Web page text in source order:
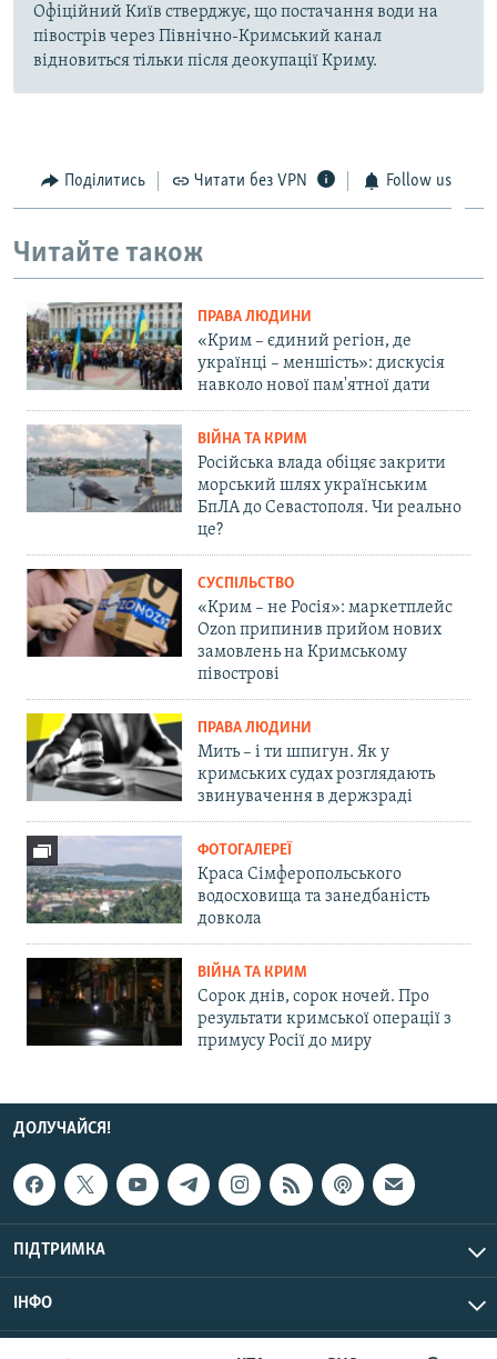
Офіційний Київ стверджує, що постачання води на
півострів через Північно-Кримський канал
відновиться тільки після деокупації Криму.
Поділитись Читати без VPN Follow us
Читайте також
ПРАВА ЛЮДИНИ
«Крим – єдиний регіон, де
українці – меншість»: дискусія
навколо нової пам'ятної дати
ВІЙНА ТА КРИМ
Російська влада обіцяє закрити
морський шлях українським
БпЛА до Севастополя. Чи реально
це?
СУСПІЛЬСТВО
«Крим – не Росія»: маркетплейс
Ozon припинив прийом нових
замовлень на Кримському
півострові
ПРАВА ЛЮДИНИ
Мить – і ти шпигун. Як у
кримських судах розглядають
звинувачення в держзраді
ФОТОГАЛЕРЕЇ
Краса Сімферопольського
водосховища та занедбаність
довкола
ВІЙНА ТА КРИМ
Сорок днів, сорок ночей. Про
результати кримської операції з
примусу Росії до миру
ДОЛУЧАЙСЯ!
ПІДТРИМКА
ІНФО